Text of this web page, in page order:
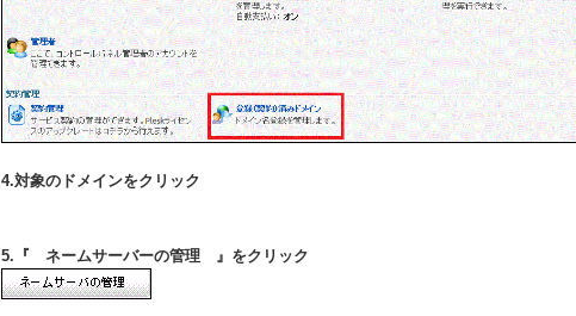
4.対象のドメインをクリック
5.『 ネームサーバーの管理 』をクリック